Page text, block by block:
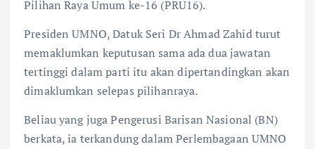
o
k
p
p
Pilihan Raya Umum ke-16 (PRU16).
Presiden UMNO, Datuk Seri Dr Ahmad Zahid turut
memaklumkan keputusan sama ada dua jawatan
tertinggi dalam parti itu akan dipertandingkan akan
dimaklumkan selepas pilihanraya.
Beliau yang juga Pengerusi Barisan Nasional (BN)
berkata, ia terkandung dalam Perlembagaan UMNO